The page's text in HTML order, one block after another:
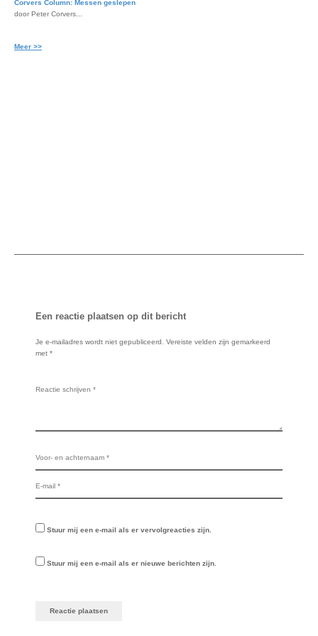
Corvers Column: Messen geslepen
door Peter Corvers...
Meer >>
Een reactie plaatsen op dit bericht
Je e-mailadres wordt niet gepubliceerd.
Vereiste velden zijn gemarkeerd
met *
Stuur mij een e-mail als er vervolgreacties zijn.
Stuur mij een e-mail als er nieuwe berichten zijn.